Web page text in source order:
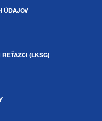
ÚDAJOV
REŤAZCI (LKSG)